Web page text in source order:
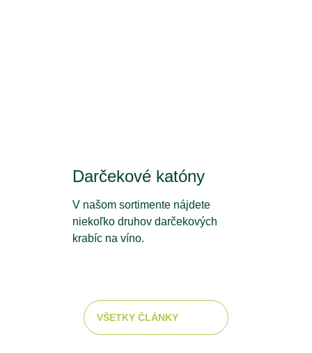
Darčekové katóny
V našom sortimente nájdete
niekoľko druhov darčekových
krabíc na víno.
VŠETKY ČLÁNKY